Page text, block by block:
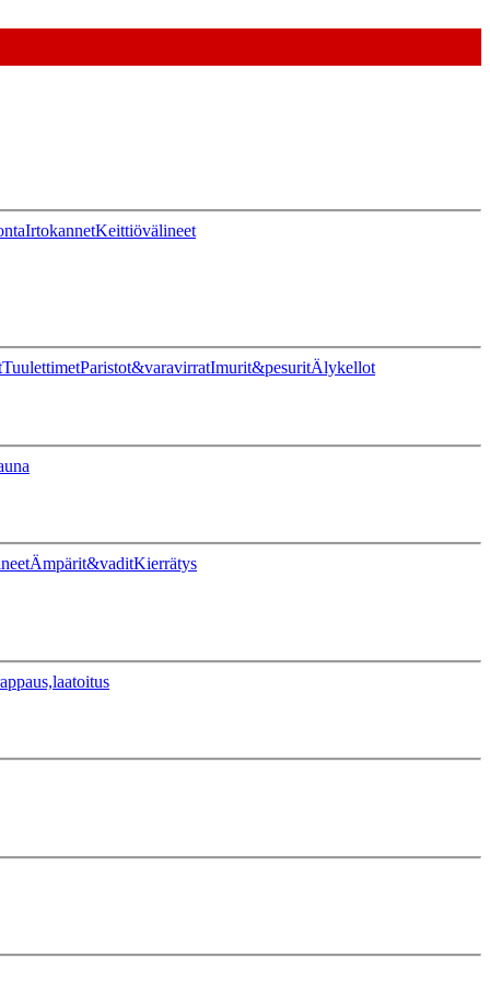
IrtokannetKeittiövälineet
TuulettimetParistot&varavirratImurit&pesuritÄlykellot
Ämpärit&vaditKierrätys